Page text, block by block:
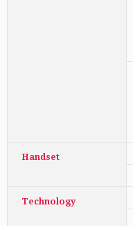
Handset
Technology